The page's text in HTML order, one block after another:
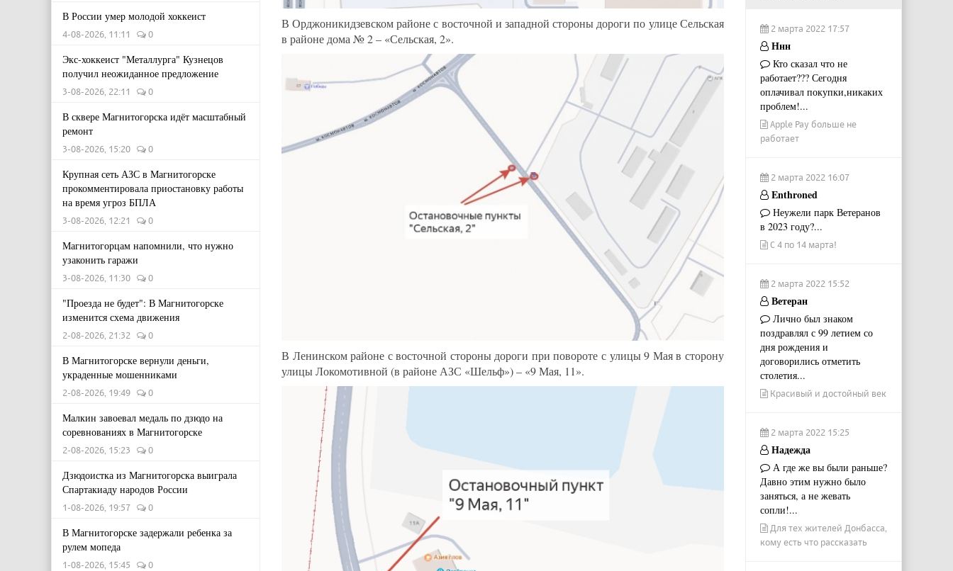
В России умер молодой хоккеист
4-08-2026, 11:11 0
Экс-хоккеист "Металлурга" Кузнецов
получил неожиданное предложение
3-08-2026, 22:11 0
В сквере Магнитогорска идёт масштабный
ремонт
3-08-2026, 15:20 0
Крупная сеть АЗС в Магнитогорске
прокомментировала приостановку работы
на время угроз БПЛА
3-08-2026, 12:21 0
Магнитогорцам напомнили, что нужно
узаконить гаражи
3-08-2026, 11:30 0
"Проезда не будет": В Магнитогорске
изменится схема движения
2-08-2026, 21:32 0
В Магнитогорске вернули деньги,
украденные мошенниками
2-08-2026, 19:49 0
Малкин завоевал медаль по дзюдо на
соревнованиях в Магнитогорске
2-08-2026, 15:23 0
Дзюдоистка из Магнитогорска выиграла
Спартакиаду народов России
1-08-2026, 19:57 0
В Магнитогорске задержали ребенка за
рулем мопеда
1-08-2026, 15:45 0
В Орджоникидзевском районе с восточной и западной стороны дороги по улице Сельская
в районе дома № 2 – «Сельская, 2».
В Ленинском районе с восточной стороны дороги при повороте с улицы 9 Мая в сторону
улицы Локомотивной (в районе АЗС «Шельф») – «9 Мая, 11».
2 марта 2022 17:57
Ннн
Кто сказал что не
работает??? Сегодня
оплачивал покупки,никаких
проблем!...
Apple Pay больше не
работает
2 марта 2022 16:07
Enthroned
Неужели парк Ветеранов
в 2023 году?...
С 4 по 14 марта!
2 марта 2022 15:52
Ветеран
Лично был знаком
поздравлял с 99 летием со
дня рождения и
договорились отметить
столетия...
Красивый и достойный век
2 марта 2022 15:25
Надежда
А где же вы были раньше?
Давно этим нужно было
заняться, а не жевать
сопли!...
Для тех жителей Донбасса,
кому есть что рассказать